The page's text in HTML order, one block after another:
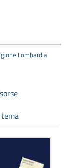
Lombardia